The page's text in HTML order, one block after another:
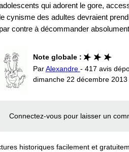
qui adorent le gore,
le cynisme des adultes devraient
par contre à décommander
Note globale :
ParAlexandre - 417 avis
dimanche 22 décembre 2013
Connectez-vous pour laisser un
historiques facilement et